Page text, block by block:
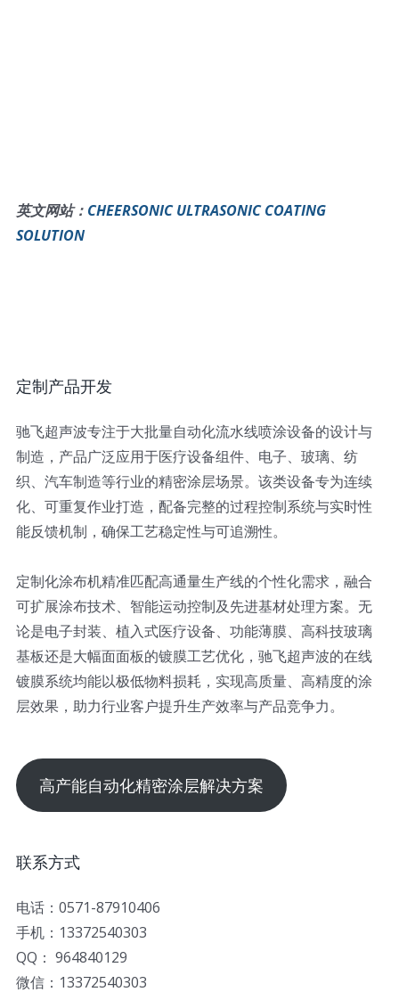
英文网站： CHEERSONIC ULTRASONIC COATING
SOLUTION
定制产品开发
驰飞超声波专注于大批量自动化流水线喷涂设备的设计与
制造，产品广泛应用于医疗设备组件、电子、玻璃、纺
织、汽车制造等行业的精密涂层场景。该类设备专为连续
化、可重复作业打造，配备完整的过程控制系统与实时性
能反馈机制，确保工艺稳定性与可追溯性。
定制化涂布机精准匹配高通量生产线的个性化需求，融合
可扩展涂布技术、智能运动控制及先进基材处理方案。无
论是电子封装、植入式医疗设备、功能薄膜、高科技玻璃
基板还是大幅面面板的镀膜工艺优化，驰飞超声波的在线
镀膜系统均能以极低物料损耗，实现高质量、高精度的涂
层效果，助力行业客户提升生产效率与产品竞争力。
高产能自动化精密涂层解决方案
联系方式
电话：0571-87910406
手机：13372540303
QQ： 964840129
微信：13372540303